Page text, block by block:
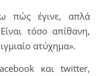
πώς έγινε, απλά
τόσο απίθανη,
ατύχημα».
και twitter,